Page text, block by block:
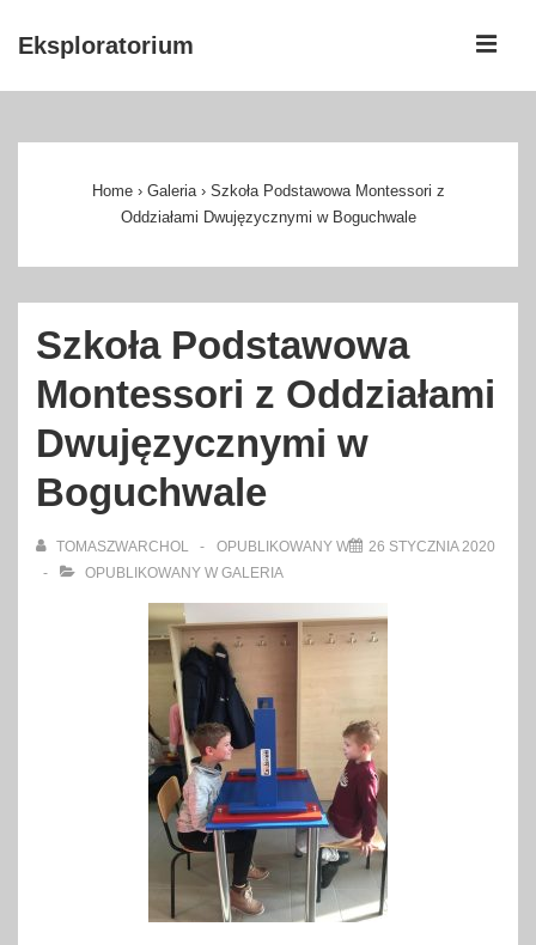
Skip
Content
Eksploratorium
nawigacja
Home › Galeria › Szkoła Podstawowa Montessori z
Oddziałami Dwujęzycznymi w Boguchwale
Szkoła Podstawowa
Montessori z Oddziałami
Dwujęzycznymi w
Boguchwale
TOMASZWARCHOL OPUBLIKOWANY W
26 STYCZNIA 2020
OPUBLIKOWANY W GALERIA